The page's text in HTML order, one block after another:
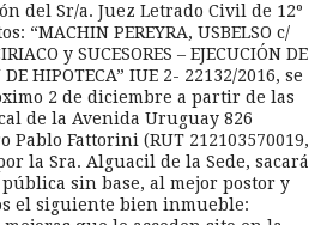
del Sr/a. Juez Letrado Civil de 12º
“MACHIN PEREYRA, USBELSO c/
y SUCESORES – EJECUCIÓN DE
DE HIPOTECA” IUE 2- 22132/2016, se
2 de diciembre a partir de las
de la Avenida Uruguay 826
Pablo Fattorini (RUT 212103570019,
la Sra. Alguacil de la Sede, sacará
sin base, al mejor postor y
el siguiente bien inmueble: